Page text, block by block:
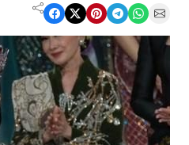
Share on Facebook Share on X Share on Pinterest Share on Telegram Share on WhatsApp Share on Email